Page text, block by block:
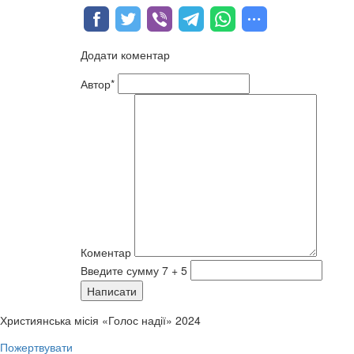
Додати коментар
Автор*
Коментар
Введите сумму 7 + 5
Написати
Християнська місія «Голос надії» 2024
Пожертвувати